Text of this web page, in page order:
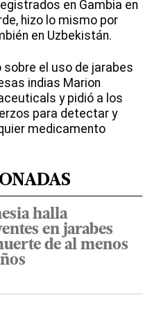
en Gambia en
hizo lo mismo por
en Uzbekistán.
el uso de jarabes
indias Marion
y pidió a los
para detectar y
medicamento
halla
en jarabes
de al menos